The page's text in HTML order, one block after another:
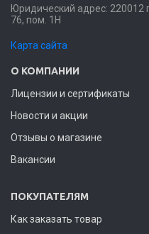
Юридический адрес: 220012
76, пом. 1Н
Карта сайта
О КОМПАНИИ
Лицензии и сертификаты
Новости и акции
Отзывы о магазине
Вакансии
ПОКУПАТЕЛЯМ
Как заказать товар